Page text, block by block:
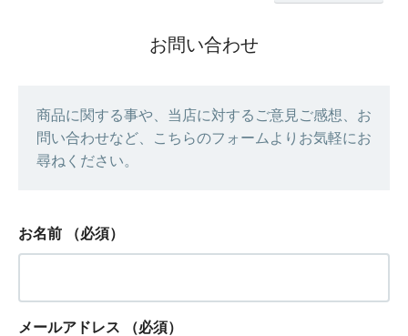
お問い合わせ
商品に関する事や、当店に対するご意見ご感想、お
問い合わせなど、こちらのフォームよりお気軽にお
尋ねください。
お名前 （必須）
メールアドレス （必須）